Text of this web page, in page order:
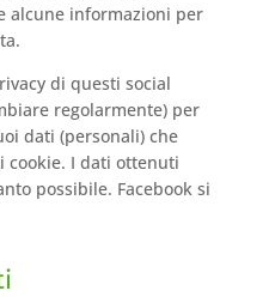
alcune informazioni per
di questi social
regolarmente) per
dati (personali) che
cookie. I dati ottenuti
possibile. Facebook si